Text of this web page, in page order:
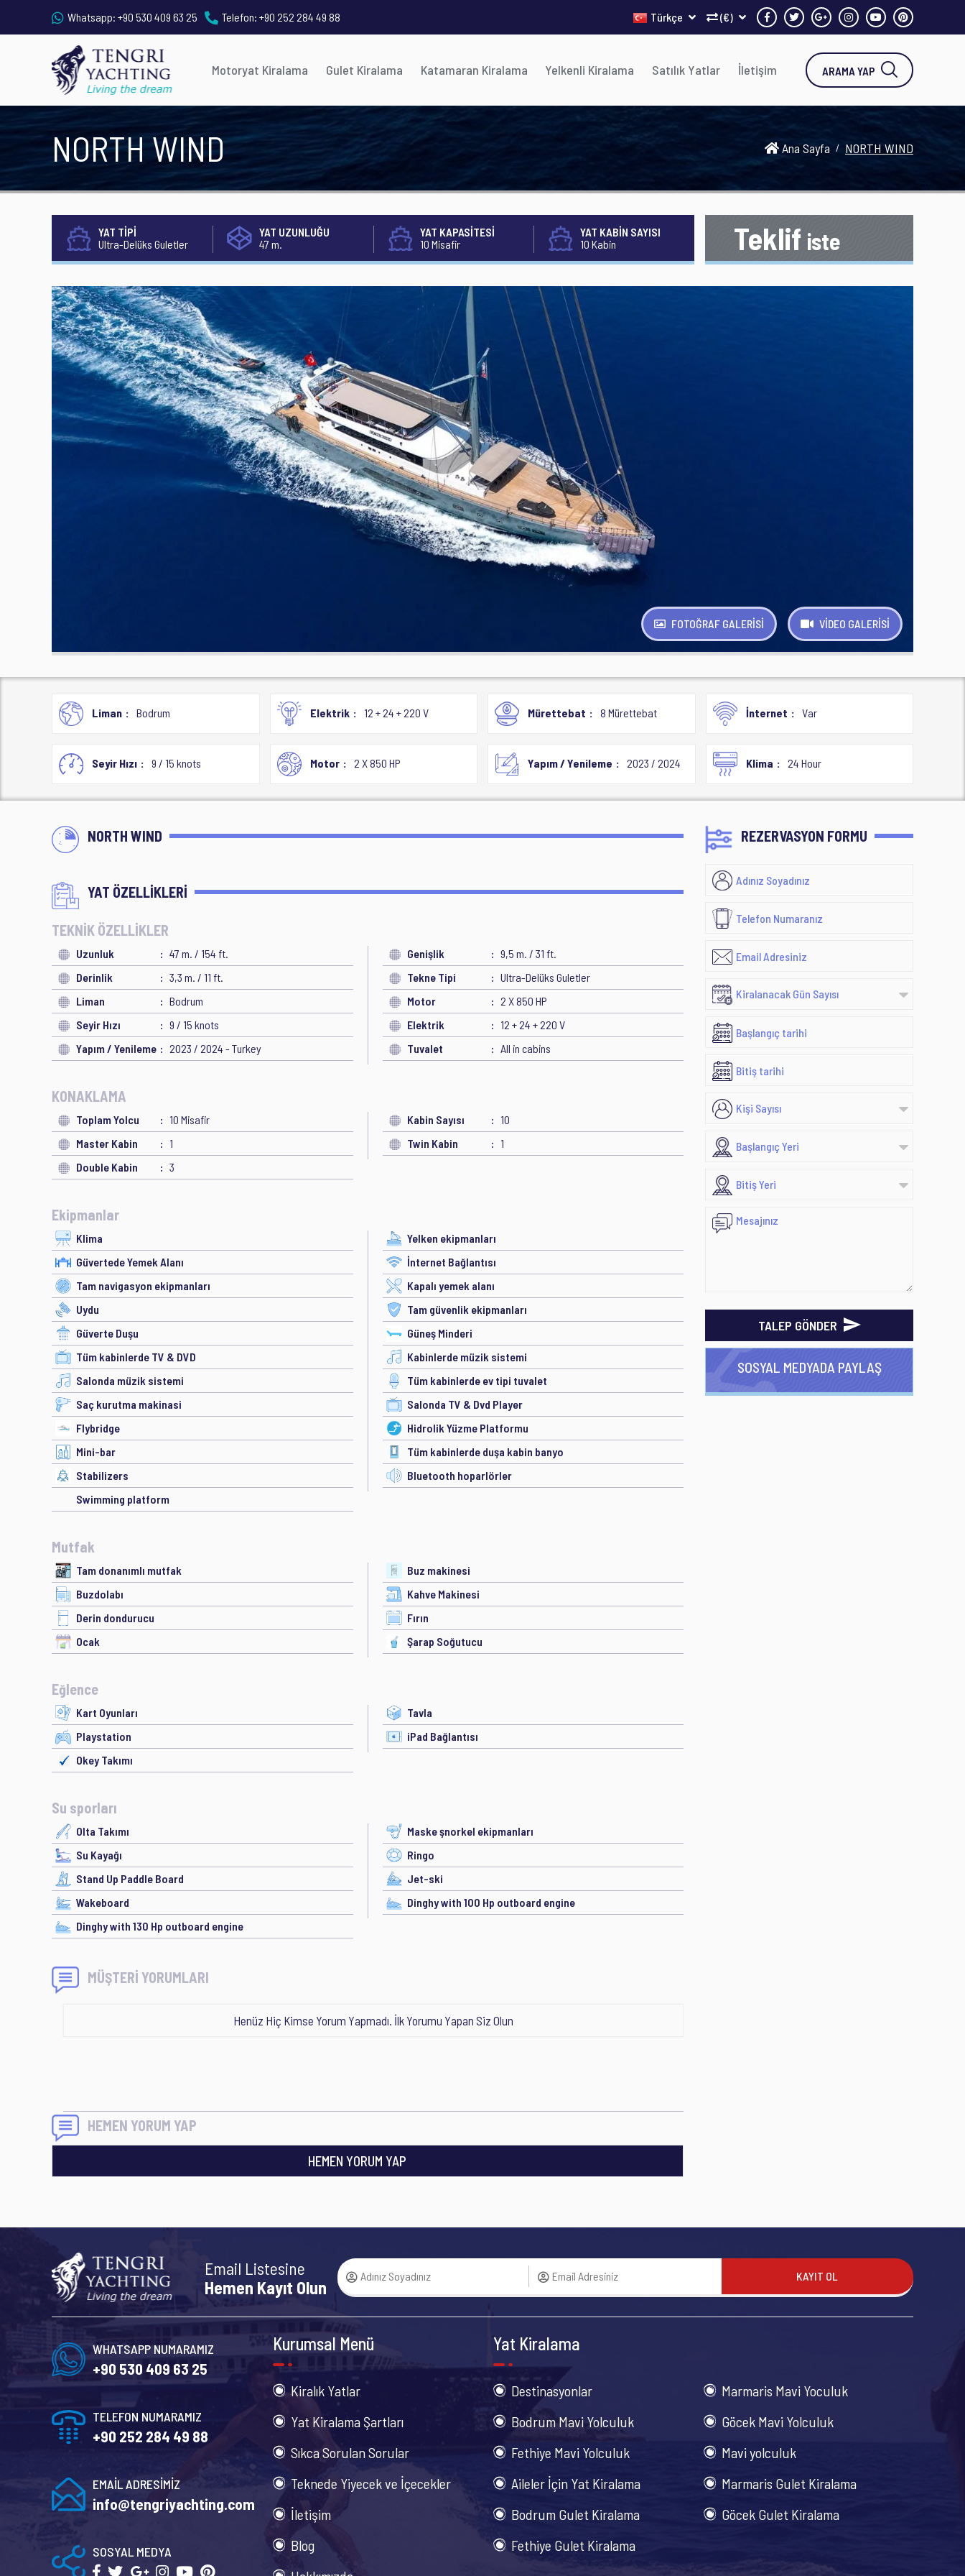
Whatsapp: +90 530 409 63 25 Telefon: +90 252 284 49 88 (€)
Türkçe
Motoryat Kiralama Gulet Kiralama Katamaran Kiralama Yelkenli Kiralama Satılık Yatlar İletişim ARAMA YAP
NORTH WIND Ana Sayfa NORTH WIND
YAT TİPİ
Ultra-Delüks Guletler
YAT UZUNLUĞU
47 m.
YAT KAPASİTESİ
10 Misafir
YAT KABİN SAYISI
10 Kabin
Teklif iste
FOTOĞRAF GALERİSİ VİDEO GALERİSİ
Liman Bodrum Elektrik 12 + 24 + 220 V Mürettebat 8 Mürettebat İnternet Var
Seyir Hızı 9 / 15 knots Motor 2 X 850 HP Yapım / Yenileme 2023 / 2024 Klima 24 Hour
NORTH WIND
YAT ÖZELLİKLERİ
TEKNİK ÖZELLİKLER
Uzunluk 47 m. / 154 ft. Genişlik
9,5 m. / 31 ft.
Derinlik
3,3 m. / 11 ft. Tekne Tipi
Ultra-Delüks Guletler
Liman
Bodrum Motor
2 X 850 HP
Seyir Hızı
9 / 15 knots Elektrik
12 + 24 + 220 V
Yapım / Yenileme
2023 / 2024 - Turkey Tuvalet All in cabins
KONAKLAMA
Toplam Yolcu 10 Misafir Kabin Sayısı
10
Master Kabin
1 Twin Kabin
1
Double Kabin
3
Ekipmanlar
Klima
Yelken ekipmanları
Güvertede Yemek Alanı
İnternet Bağlantısı
Tam navigasyon ekipmanları
Kapalı yemek alanı
Uydu
Tam güvenlik ekipmanları
Güverte Duşu
Güneş Minderi
Tüm kabinlerde TV & DVD
Kabinlerde müzik sistemi
Salonda müzik sistemi
Tüm kabinlerde ev tipi tuvalet
Saç kurutma makinasi
Salonda TV & Dvd Player
Flybridge
Hidrolik Yüzme Platformu
Mini-bar
Tüm kabinlerde duşa kabin banyo
Stabilizers
Bluetooth hoparlörler
Swimming platform
Mutfak
Tam donanımlı mutfak
Buz makinesi
Buzdolabı
Kahve Makinesi
Derin dondurucu
Fırın
Ocak
Şarap Soğutucu
Eğlence
Kart Oyunları
Tavla
Playstation
iPad Bağlantısı
Okey Takımı
Su sporları
Olta Takımı
Maske şnorkel ekipmanları
Su Kayağı
Ringo
Stand Up Paddle Board
Jet-ski
Wakeboard
Dinghy with 100 Hp outboard engine
Dinghy with 130 Hp outboard engine
MÜŞTERİ YORUMLARI
Henüz Hiç Kimse Yorum Yapmadı. İlk Yorumu Yapan Siz Olun
HEMEN YORUM YAP
HEMEN YORUM YAP
REZERVASYON FORMU
TALEP GÖNDER
SOSYAL MEDYADA PAYLAŞ
Email Listesine
Hemen Kayıt Olun
KAYIT OL
WHATSAPP NUMARAMIZ
+90 530 409 63 25
TELEFON NUMARAMIZ
+90 252 284 49 88
EMAİL ADRESİMİZ
info@tengriyachting.com
SOSYAL MEDYA
Kurumsal Menü
Kiralık Yatlar
Yat Kiralama Şartları
Sıkca Sorulan Sorular
Teknede Yiyecek ve İçecekler
İletişim
Blog
Yat Kiralama
Destinasyonlar
Marmaris Mavi Yoculuk
Bodrum Mavi Yolculuk
Göcek Mavi Yolculuk
Fethiye Mavi Yolculuk
Mavi yolculuk
Aileler İçin Yat Kiralama
Marmaris Gulet Kiralama
Bodrum Gulet Kiralama
Göcek Gulet Kiralama
Fethiye Gulet Kiralama